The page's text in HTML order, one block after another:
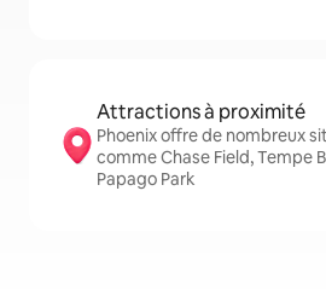
Attractions à proximité
Phoenix offre de nombreux
comme Chase Field, Tempe
Papago Park